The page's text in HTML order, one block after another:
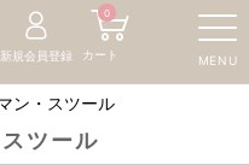
MENU
新規会員登録 カート
0
ン・スツール
ツール